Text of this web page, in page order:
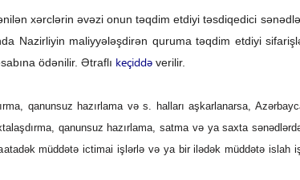
xərclərin əvəzi onun təqdim etdiyi təsdiqedici
Nazirliyin maliyyələşdirən quruma təqdim etdiyi
ödənilir. Ətraflı keçiddə verilir.
qanunsuz hazırlama və s. halları aşkarlanarsa,
qanunsuz hazırlama, satma və ya saxta
müddətə ictimai işlərlə və ya bir ilədək müddətə islah